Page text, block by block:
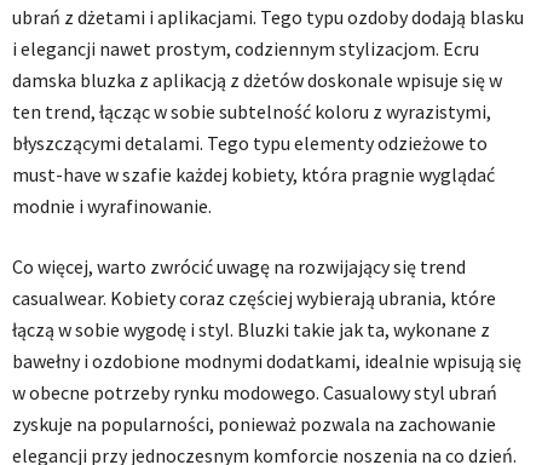
ubrań z dżetami i aplikacjami. Tego typu ozdoby dodają blasku
i elegancji nawet prostym, codziennym stylizacjom. Ecru
damska bluzka z aplikacją z dżetów doskonale wpisuje się w
ten trend, łącząc w sobie subtelność koloru z wyrazistymi,
błyszczącymi detalami. Tego typu elementy odzieżowe to
must-have w szafie każdej kobiety, która pragnie wyglądać
modnie i wyrafinowanie.
Co więcej, warto zwrócić uwagę na rozwijający się trend
casualwear. Kobiety coraz częściej wybierają ubrania, które
łączą w sobie wygodę i styl. Bluzki takie jak ta, wykonane z
bawełny i ozdobione modnymi dodatkami, idealnie wpisują się
w obecne potrzeby rynku modowego. Casualowy styl ubrań
zyskuje na popularności, ponieważ pozwala na zachowanie
elegancji przy jednoczesnym komforcie noszenia na co dzień.